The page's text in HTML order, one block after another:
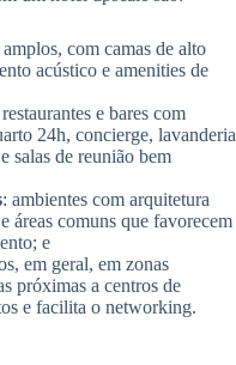
com camas de alto
acústico e amenities de
e bares com
24h, concierge, lavanderia
salas de reunião bem
: ambientes com arquitetura
áreas comuns que favorecem
e
em geral, em zonas
próximas a centros de
e facilita o networking.